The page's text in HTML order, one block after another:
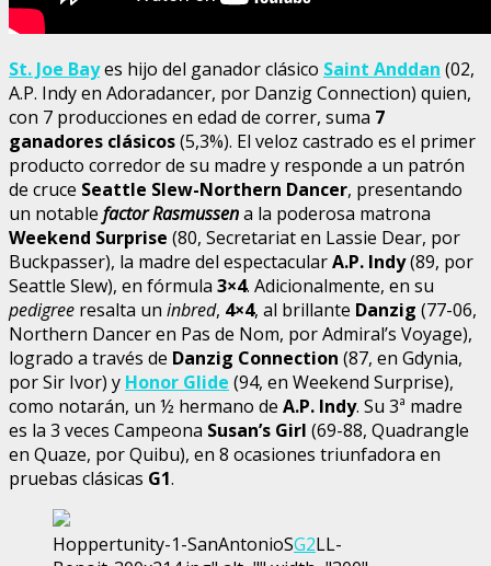
St. Joe Bayes hijo del ganador clásico Saint Anddan (02,
A.P. Indy en Adoradancer, por Danzig Connection) quien,
con 7 producciones en edad de correr, suma 7
ganadores clásicos(5,3%). El veloz castrado es el primer
producto corredor de su madre y responde a un patrón
de cruce Seattle Slew-Northern Dancer, presentando
un notable factor Rasmussena la poderosa matrona
Weekend Surprise (80, Secretariat en Lassie Dear, por
Buckpasser), la madre del espectacularA.P. Indy(89, por
Seattle Slew), en fórmula 3×4. Adicionalmente, en su
pedigree resalta un inbred, 4×4, al brillante Danzig (77-06,
Northern Dancer en Pas de Nom, por Admiral’s Voyage),
logrado a través de Danzig Connection (87, en Gdynia,
por Sir Ivor) y Honor Glide (94, en Weekend Surprise),
como notarán, un ½ hermano de A.P. Indy. Su 3ª madre
es la 3 veces Campeona Susan’s Girl (69-88, Quadrangle
en Quaze, por Quibu), en 8 ocasiones triunfadora en
pruebas clásicas G1.
Hoppertunity-1-SanAntonioSG2LL-